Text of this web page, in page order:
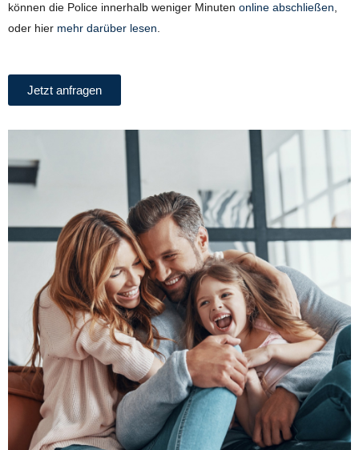
können die Police innerhalb weniger Minuten online abschließen
oder hier mehr darüber lesen
Jetzt anfragen